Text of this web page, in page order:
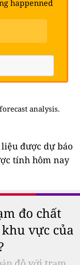
happenned
analysis.
được dự báo
tính hôm nay
đo chất
vực của